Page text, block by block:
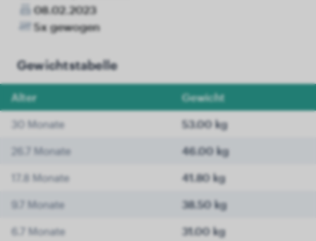
08.02.2023
5x gewogen
Gewichtstabelle
Alter Gewicht
30 Monate 53.00 kg
26.7 Monate 46.00 kg
17.8 Monate 41.80 kg
9.7 Monate 38.50 kg
6.7 Monate 31.00 kg